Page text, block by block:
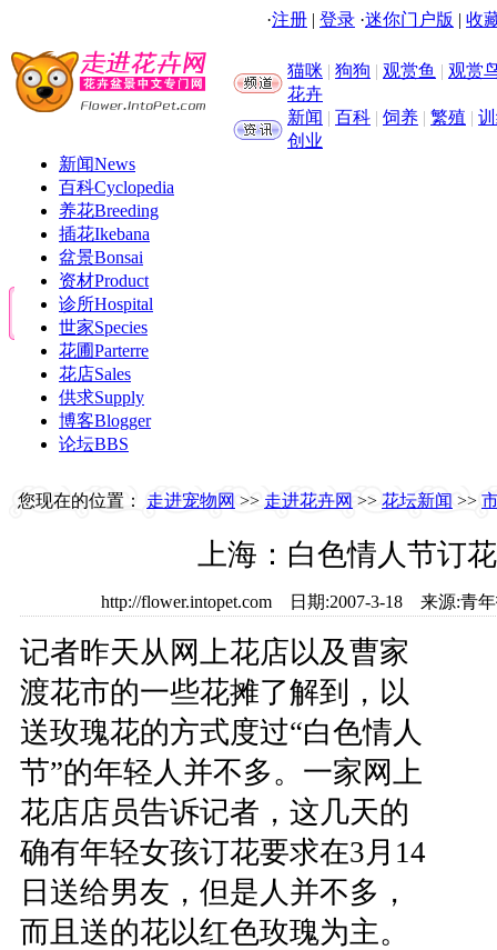
·注册 | 登录 ·迷你门户版 | 收
猫咪 | 狗狗 | 观赏鱼 | 观赏
花卉
新闻 | 百科 | 饲养 | 繁殖 |
创业
新闻News
百科Cyclopedia
养花Breeding
插花Ikebana
盆景Bonsai
资材Product
诊所Hospital
世家Species
花圃Parterre
花店Sales
供求Supply
博客Blogger
论坛BBS
您现在的位置： 走进宠物网 >> 走进花卉网 >> 花坛新闻 >>
上海：白色情人节订
http://flower.intopet.com 日期:2007-3-18 来源:
记者昨天从网上花店以及曹家
渡花市的一些花摊了解到，以
送玫瑰花的方式度过“白色情人
节”的年轻人并不多。一家网上
花店店员告诉记者，这几天的
确有年轻女孩订花要求在3月14
日送给男友，但是人并不多，
而且送的花以红色玫瑰为主。